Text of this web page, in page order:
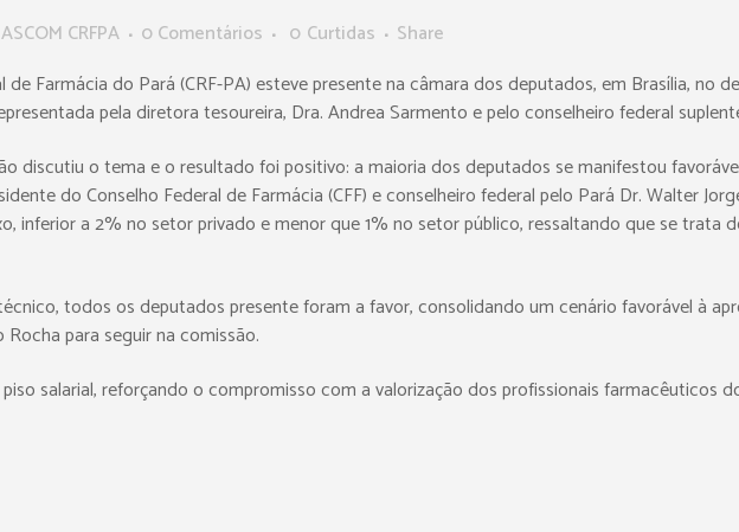
ASCOM CRFPA 0 Comentários 0 Curtidas
Share
Farmácia do Pará (CRF-PA) esteve presente na câmara dos deputados, em Brasília, no
pela diretora tesoureira, Dra. Andrea Sarmento e pelo conselheiro federal
discutiu o tema e o resultado foi positivo: a maioria dos deputados se manifestou
do Conselho Federal de Farmácia (CFF) e conselheiro federal pelo Pará Dr. Walter
inferior a 2% no setor privado e menor que 1% no setor público, ressaltando que se trata
todos os deputados presente foram a favor, consolidando um cenário favorável à
para seguir na comissão.
salarial, reforçando o compromisso com a valorização dos profissionais farmacêuticos